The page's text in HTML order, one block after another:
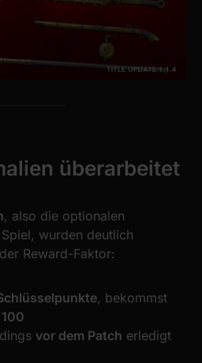
überarbeitet
, also die optionalen
wurden deutlich
Reward-Faktor:
, bekommst
100
vor dem Patch erledigt